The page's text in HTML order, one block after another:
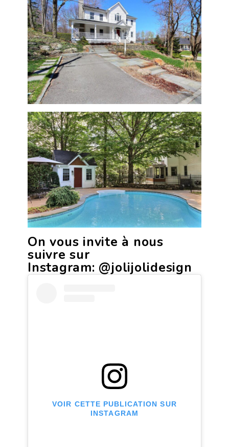
On vous invite à nous
suivre sur
Instagram: @jolijolidesign
VOIR CETTE PUBLICATION SUR
INSTAGRAM